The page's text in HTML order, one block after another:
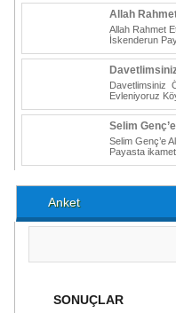
Allah
Allah Rahmet
İskenderun
Davetlimsiniz
Evleniyoruz
Selim
Selim Genç’e
Payasta
Anket